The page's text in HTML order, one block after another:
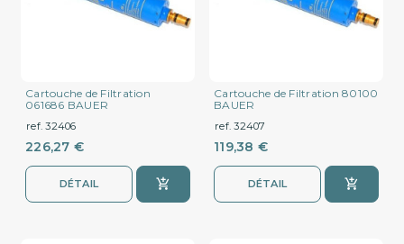
Cartouche de Filtration
061686 BAUER
ref. 32406
226,27 €
DÉTAIL
Cartouche de Filtration 80100
BAUER
ref. 32407
119,38 €
DÉTAIL